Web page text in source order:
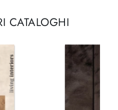
CATALOGHI